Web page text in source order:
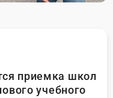
приемка школ
учебного